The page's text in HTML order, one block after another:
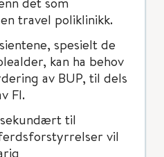
travel poliklinikk.
spesielt de
kan ha behov
av BUP, til dels
FI.
sekundært til
vil